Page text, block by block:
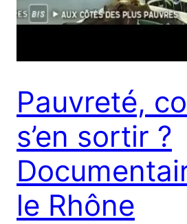
Pauvreté,
s’en sortir ?
le Rhône